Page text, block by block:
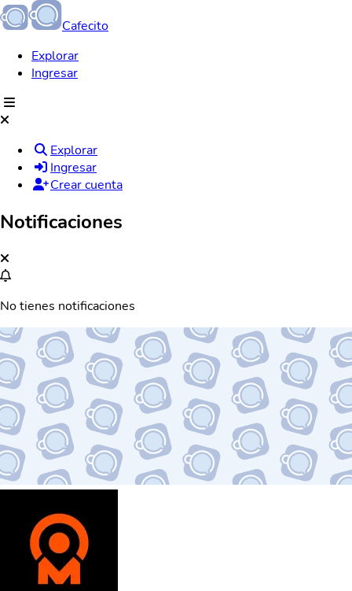
Cafecito
Explorar
Ingresar
Explorar
Ingresar
Crear cuenta
Notificaciones
No tienes notificaciones